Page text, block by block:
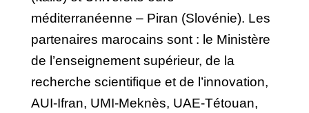
méditerranéenne – Piran (Slovénie). Les
partenaires marocains sont : le Ministère
de l’enseignement supérieur, de la
recherche scientifique et de l’innovation,
AUI-Ifran, UMI-Meknès, UAE-Tétouan,